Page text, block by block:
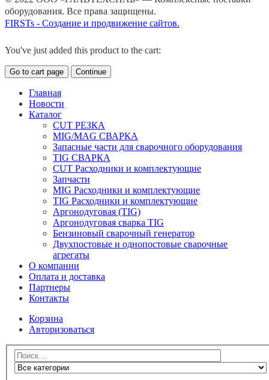
оборудования. Все права защищены.
FIRSTs - Создание и продвижение сайтов.
You've just added this product to the cart:
Go to cart page Continue
Главная
Новости
Каталог
CUT РЕЗКА
MIG/MAG СВАРКА
Запасные части для сварочного оборудования
TIG СВАРКА
CUT Расходники и комплектующие
Запчасти
MIG Расходники и комплектующие
TIG Расходники и комплектующие
Аргонодуговая (TIG)
Аргонодуговая сварка TIG
Бензиновый сварочный генератор
Двухпостовые и однопостовые сварочные
агрегаты
О компании
Оплата и доставка
Партнеры
Контакты
Корзина
Авторизоваться